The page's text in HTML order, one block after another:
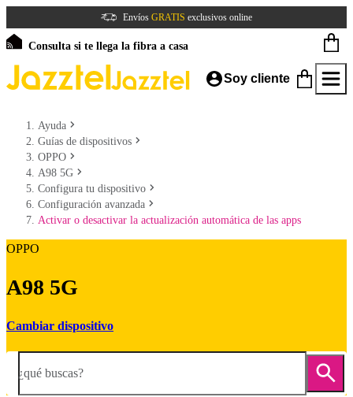
Envíos GRATIS exclusivos online
Consulta si te llega la fibra a casa
Soy cliente
Ayuda
Guías de dispositivos
OPPO
A98 5G
Configura tu dispositivo
Configuración avanzada
Activar o desactivar la actualización automática de las apps
OPPO
A98 5G
Cambiar dispositivo
¿qué buscas?